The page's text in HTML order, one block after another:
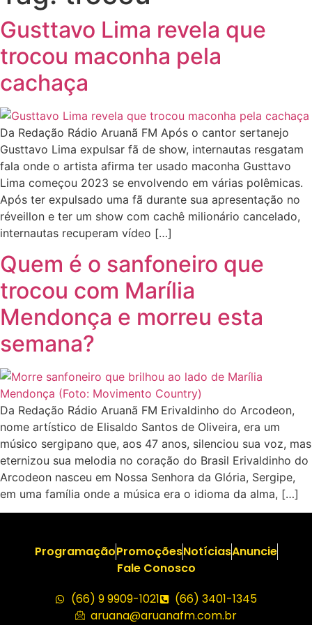
Gusttavo Lima revela que
trocou maconha pela
cachaça
Da Redação Rádio Aruanã FM Após o cantor sertanejo
Gusttavo Lima expulsar fã de show, internautas resgatam
fala onde o artista afirma ter usado maconha Gusttavo
Lima começou 2023 se envolvendo em várias polêmicas.
Após ter expulsado uma fã durante sua apresentação no
réveillon e ter um show com cachê milionário cancelado,
internautas recuperam vídeo […]
Quem é o sanfoneiro que
trocou com Marília
Mendonça e morreu esta
semana?
Da Redação Rádio Aruanã FM Erivaldinho do Arcodeon,
nome artístico de Elisaldo Santos de Oliveira, era um
músico sergipano que, aos 47 anos, silenciou sua voz, mas
eternizou sua melodia no coração do Brasil Erivaldinho do
Arcodeon nasceu em Nossa Senhora da Glória, Sergipe,
em uma família onde a música era o idioma da alma, […]
ProgramaçãoPromoçõesNotíciasAnuncie
Fale Conosco
(66) 9 9909-1021
(66) 3401-1345
aruana@aruanafm.com.br